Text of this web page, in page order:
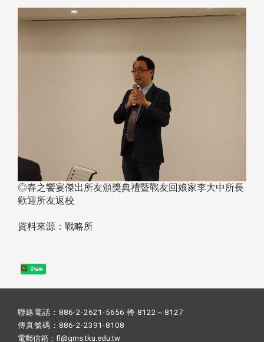
◎春之饗宴傑出所友頒獎典禮暨戰友回娘家李大中所長
歡迎所友返校
資料來源：戰略所
Share
聯絡電話：886-2-2621-5656 轉 8122～8127
傳真號碼：886-2-2391-8108
電郵信箱：fl@gms.tku.edu.tw